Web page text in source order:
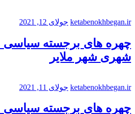
ketabenokhbegan.ir جولای 12, 2021
چهره های برجسته سیاسی
شهری شهر ملایر
ketabenokhbegan.ir جولای 11, 2021
چهره های برجسته سیاسی